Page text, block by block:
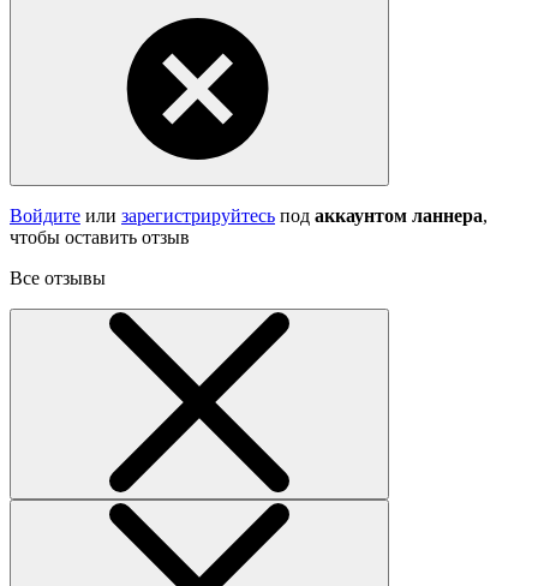
Войдите или зарегистрируйтесь под аккаунтом ланнера,
чтобы оставить отзыв
Все отзывы